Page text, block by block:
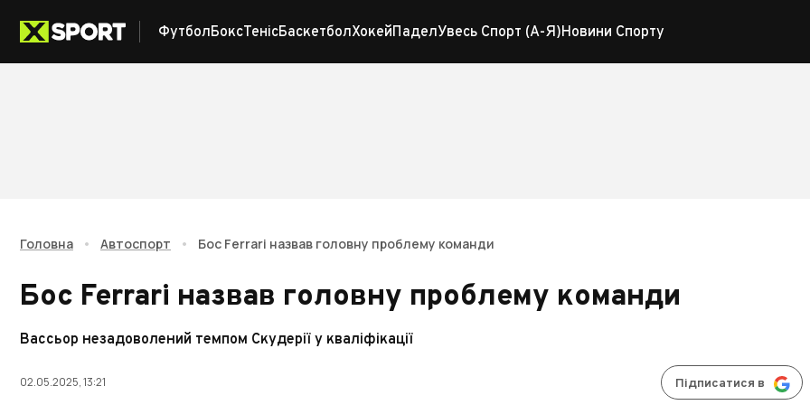
ФутболБоксТенісБаскетболХокейПаделУвесь Спорт (А-Я)Новини Спорту
Головна • Автоспорт • Бос Ferrari назвав головну проблему команди
Бос Ferrari назвав головну проблему команди
Вассьор незадоволений темпом Скудерії у кваліфікації
02.05.2025, 13:21 Підписатися в